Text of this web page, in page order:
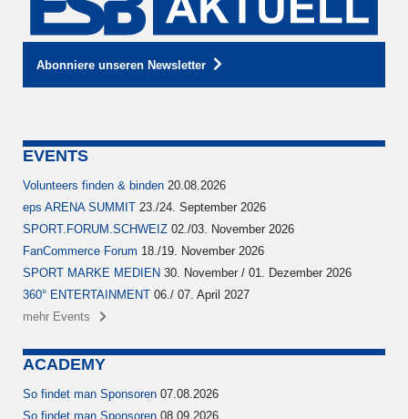
Abonniere unseren Newsletter
EVENTS
Volunteers finden & binden 20.08.2026
eps ARENA SUMMIT 23./24. September 2026
SPORT.FORUM.SCHWEIZ 02./03. November 2026
FanCommerce Forum 18./19. November 2026
SPORT MARKE MEDIEN 30. November / 01. Dezember 2026
360° ENTERTAINMENT 06./ 07. April 2027
mehr Events
ACADEMY
So findet man Sponsoren 07.08.2026
So findet man Sponsoren 08.09.2026